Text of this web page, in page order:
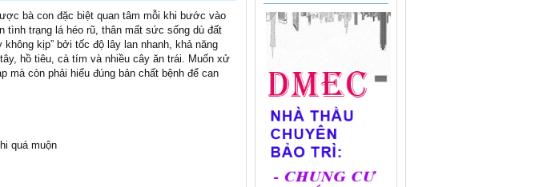
bà con đặc biệt quan tâm mỗi khi bước vào
tình trạng lá héo rũ, thân mất sức sống dù đất
kịp” bởi tốc độ lây lan nhanh, khả năng
hồ tiêu, cà tím và nhiều cây ăn trái. Muốn xử
mà còn phải hiểu đúng bản chất bệnh để can
quá muộn